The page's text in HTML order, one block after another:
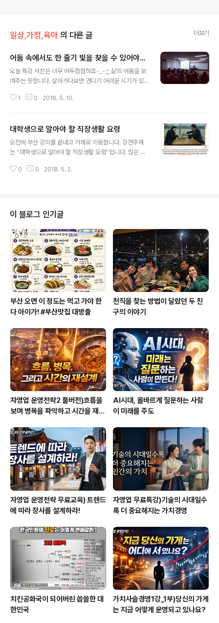
일상,가정,육아 의 다른 글 더보기
어둠 속에서도 한 줄기 빛을 찾을 수 있어야...
오늘 특강 사진은 너무 어두컴컴하죠-_-;;; 삶의 어둠을 보
여주는 듯합니다. 살아가다보면 견디기 어려운 시기가 있
다. 선약한 상담 약속이 잡혀 있었기 때문입니다. 평범한 직
제가 찾아뵙기로 약속했기 때문입니다. 살아가다보면 과거
에는 상상도 하지 못했던 어려운 역경에 부닥친 사람들을
마주치곤 합니다. 저는 평범한 한 인간으로서 그저 미안하
의 경우에는 어둠 속에서도 한 줄기 빛이 있기 마련입니다.
1 0 2018. 5. 10.
대학생으로 알아야 할 직장생활 요령
오전에 부산 강의를 끝내고 거제로 이동합니다. 강연주제
는 “대학생으로 알아야 할 직장생활 요령”입니다. 많은 사
얻고 획득하고 싶은 거죠. 때로 그럴 필요도 있습니다. 저
일이 힘들고 고달프다는 사실을 깨닫는 것이 중요합니다.
많은 사람들은 힘들고 고달프지 않은 일을 하려고 하지만
힘들고 고달프다는 사실을 받아들이면 오히려 평온이 찾아
옵니다. 개인적인 평온 뿐 아니라 보다 더 의미 있는 일도
추구할 힘마저 생긴답니다. 저도 지나고 보니 그런 깨달음
이 왔는데요. 우리 젊은이들은 조금 ..
0 0 2018. 5. 2.
이 블로그 인기글
부산 오면 이 정도는 먹고 가야 한
다 아이가! #부산맛집 대방출
천직을 찾는 방법이 달랐던 두 친
구의 이야기
자영업 운영전략2 풀버전)흐름을
보며 병목을 파악하고 시간을 재설
AI시대, 올바르게 질문하는 사람
이 미래를 주도
자영업 운영전략 무료교육) 트렌드
에 따라 장사를 설계하라!
자영업 무료특강)기술의 시대일수
록 더 중요해지는 가치경영
치킨공화국이 되어버린 씁쓸한 대
한민국
가치사슬경영1강_1부)당신의 가게
는 지금 어떻게 운영되고 있나요?